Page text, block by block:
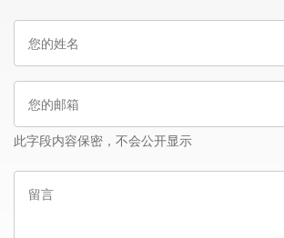
您
您
邮
此字段内容保密，不会公开显示
留